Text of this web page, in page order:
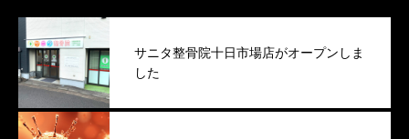
サニタ整骨院十日市場店がオープンしま
した